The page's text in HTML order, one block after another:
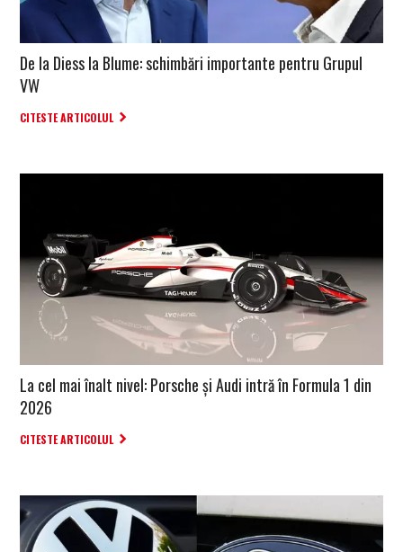
De la Diess la Blume: schimbări importante pentru Grupul
VW
CITESTE ARTICOLUL
La cel mai înalt nivel: Porsche și Audi intră în Formula 1 din
2026
CITESTE ARTICOLUL